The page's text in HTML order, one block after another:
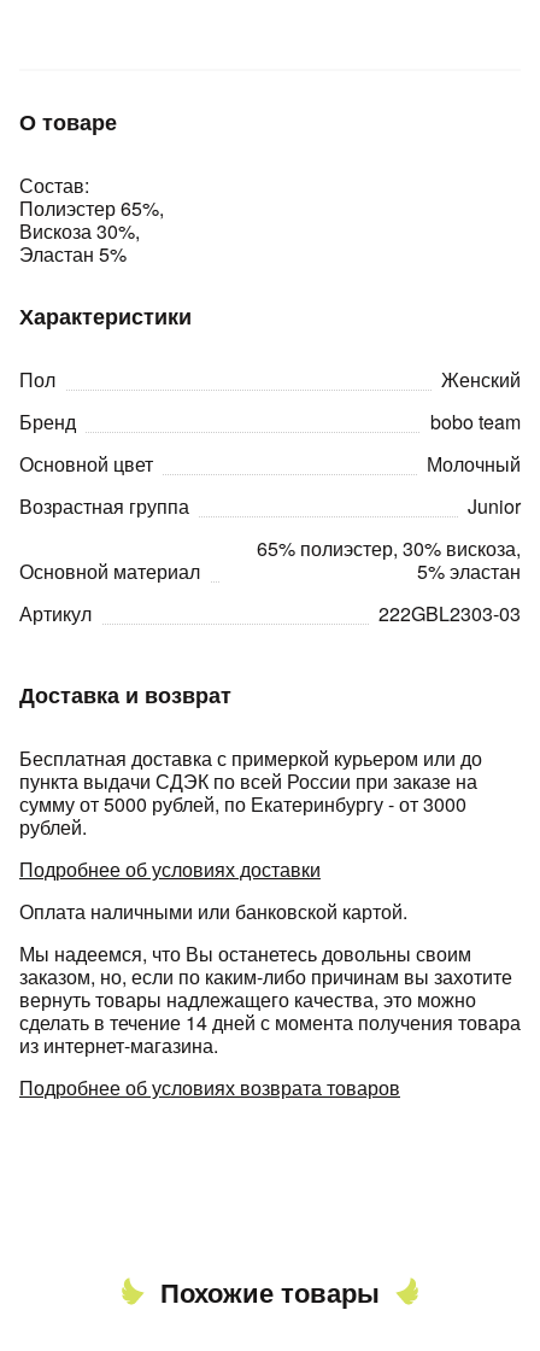
Доставка и возврат
Бесплатная доставка с примеркой курьером или до
пункта выдачи СДЭК по всей России при заказе на
сумму от 5000 рублей, по Екатеринбургу - от 3000
рублей.
Подробнее об условиях доставки
Оплата наличными или банковской картой.
Мы надеемся, что Вы останетесь довольны своим
заказом, но, если по каким-либо причинам вы захотите
вернуть товары надлежащего качества, это можно
сделать в течение 14 дней с момента получения товара
из интернет-магазина.
Подробнее об условиях возврата товаров
О товаре
Состав:
Полиэстер 65%,
Вискоза 30%,
Эластан 5%
Характеристики
Пол
Женский
Бренд
bobo team
Основной цвет
Молочный
Возрастная группа
Junior
Основной материал
65% полиэстер, 30% вискоза,
5% эластан
Артикул
222GBL2303-03
Похожие товары
раз в 2 недели